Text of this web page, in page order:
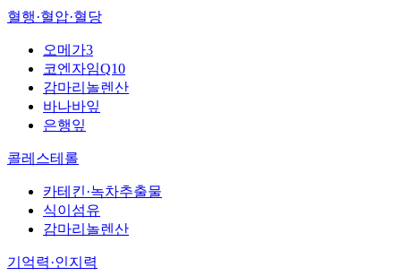
혈행·혈압·혈당
오메가3
코엔자임Q10
감마리놀렌산
바나바잎
은행잎
콜레스테롤
카테킨·녹차추출물
식이섬유
감마리놀렌산
기억력·인지력